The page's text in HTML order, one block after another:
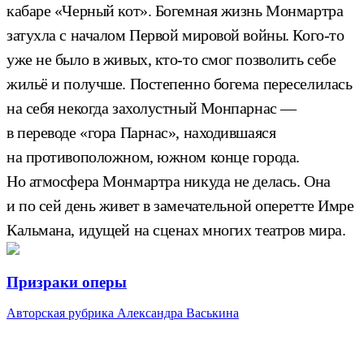
кабаре «Черный кот». Богемная жизнь Монмартра
затухла с началом Первой мировой войны. Кого-то
уже не было в живых, кто-то смог позволить себе
жильё и получше. Постепенно богема переселилась
на себя некогда захолустный Монпарнас —
в переводе «гора Парнас», находившаяся
на противоположном, южном конце города.
Но атмосфера Монмартра никуда не делась. Она
и по сей день живет в замечательной оперетте Имре
Кальмана, идущей на сценах многих театров мира.
Призраки оперы
Авторская рубрика Александра Васькина